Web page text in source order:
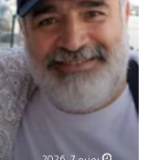
جنوب
يثير
موجة
حزن
واسعة